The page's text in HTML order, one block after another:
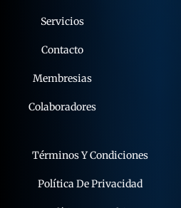
Términos Y Condiciones
Política De Privacidad
Servicios
Contacto
Membresias
Colaboradores